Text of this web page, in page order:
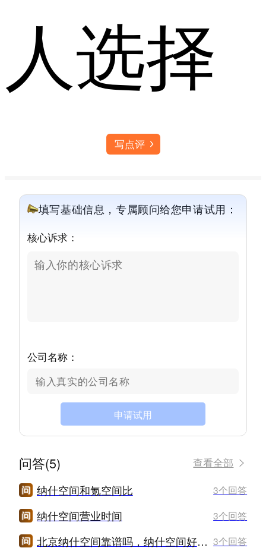
人选择
写点评
填写基础信息，专属顾问给您申请试用：
核心诉求：
公司名称：
申请试用
问答(5) 查看全部
纳什空间和氪空间比 3个回答
纳什空间营业时间 3个回答
北京纳什空间靠谱吗，纳什空间好不好 3个回答